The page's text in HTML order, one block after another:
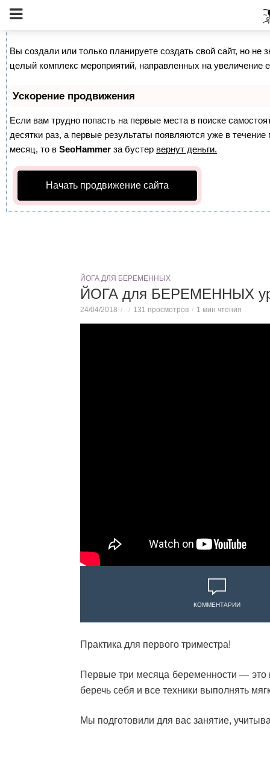
Как продвинуть сайт на первые места?
Вы создали или только планируете создать свой сайт, но не
целый комплекс мероприятий, направленных на увеличение
Ускорение продвижения
Если вам трудно попасть на первые места в поиске
десятки раз, а первые результаты появляются уже в
месяц, то в SeoHammer за бустер вернут деньги.
Начать продвижение сайта
ЙОГА ДЛЯ БЕРЕМЕННЫХ
ЙОГА для БЕРЕМЕННЫХ
24/04/2018 131 просмотров 1 мин чтения
КОММЕНТАРИИ
Практика для первого триместра!
Первые три месяца беременности — это
беречь себя и все техники выполнять
Мы подготовили для вас занятие,